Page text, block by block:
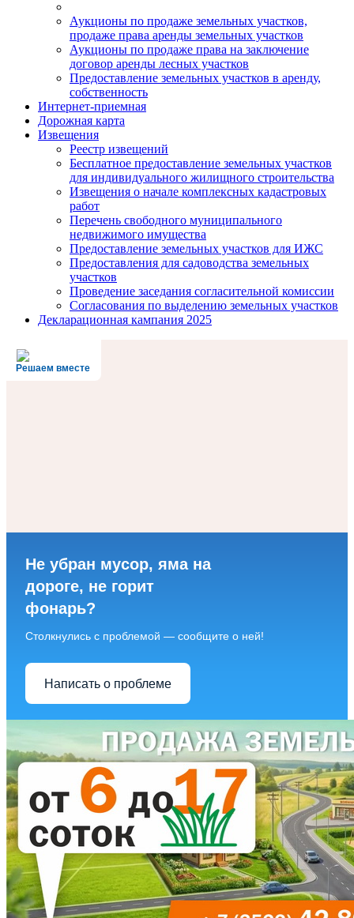
Аукционы по продаже земельных участков,
продаже права аренды земельных участков
Аукционы по продаже права на заключение
договор аренды лесных участков
Предоставление земельных участков в аренду,
собственность
Интернет-приемная
Дорожная карта
Извещения
Реестр извещений
Бесплатное предоставление земельных участков
для индивидуального жилищного строительства
Извещения о начале комплексных кадастровых
работ
Перечень свободного муниципального
недвижимого имущества
Предоставление земельных участков для ИЖС
Предоставления для садоводства земельных
участков
Проведение заседания согласительной комиссии
Согласования по выделению земельных участков
Декларационная кампания 2025
Решаем вместе
Не убран мусор, яма на
дороге, не горит
фонарь?
Столкнулись с проблемой — сообщите о ней!
Написать о проблеме